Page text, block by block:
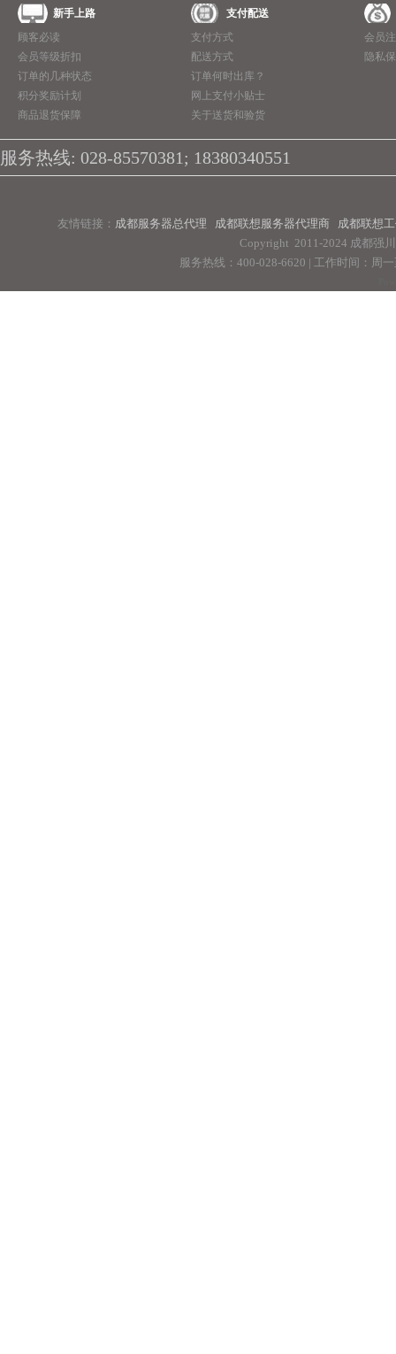
新手上路
顾客必读
会员等级折扣
订单的几种状态
积分奖励计划
商品退货保障
支付配送
支付方式
配送方式
订单何时出库？
网上支付小贴士
关于送货和验货
会员
隐私
服务热线: 028-85570381; 18380340551
友情链接： 成都服务器总代理 成都联想服务器代理商
成都联想
Copyright 2011-2024 成都强
服务热线：400-028-6620 | 工作时间：周